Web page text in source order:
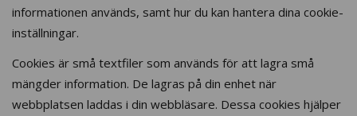
informationen används, samt hur du kan hantera dina cookie-
inställningar.
Cookies är små textfiler som används för att lagra små
mängder information. De lagras på din enhet när
webbplatsen laddas i din webbläsare. Dessa cookies hjälper